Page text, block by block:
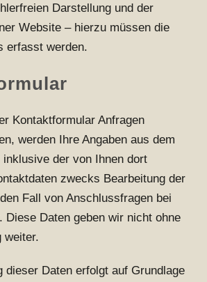
Darstellung und der
Website – hierzu müssen die
erfasst werden.
Kontaktformular Anfragen
werden Ihre Angaben aus dem
der von Ihnen dort
zwecks Bearbeitung der
Fall von Anschlussfragen bei
Diese Daten geben wir nicht ohne
weiter.
dieser Daten erfolgt auf Grundlage